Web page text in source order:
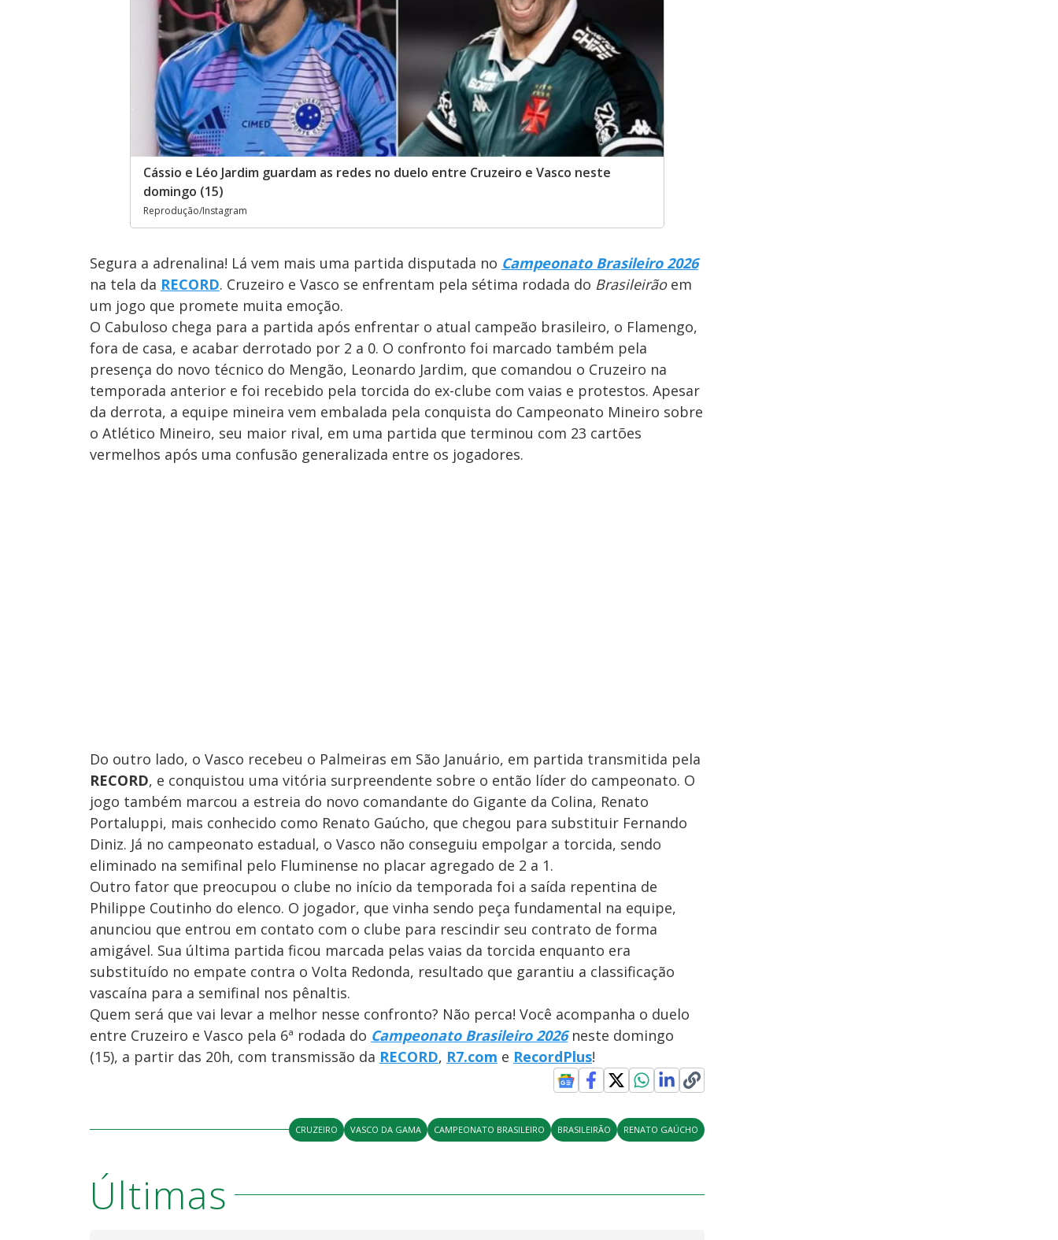
Cássio e Léo Jardim guardam as redes no duelo entre Cruzeiro e Vasco neste
domingo (15)
Reprodução/Instagram
Segura a adrenalina! Lá vem mais uma partida disputada no Campeonato Brasileiro 2026
na tela da RECORD. Cruzeiro e Vasco se enfrentam pela sétima rodada do Brasileirão em
um jogo que promete muita emoção.
O Cabuloso chega para a partida após enfrentar o atual campeão brasileiro, o Flamengo,
fora de casa, e acabar derrotado por 2 a 0. O confronto foi marcado também pela
presença do novo técnico do Mengão, Leonardo Jardim, que comandou o Cruzeiro na
temporada anterior e foi recebido pela torcida do ex-clube com vaias e protestos. Apesar
da derrota, a equipe mineira vem embalada pela conquista do Campeonato Mineiro sobre
o Atlético Mineiro, seu maior rival, em uma partida que terminou com 23 cartões
vermelhos após uma confusão generalizada entre os jogadores.
Do outro lado, o Vasco recebeu o Palmeiras em São Januário, em partida transmitida pela
RECORD, e conquistou uma vitória surpreendente sobre o então líder do campeonato. O
jogo também marcou a estreia do novo comandante do Gigante da Colina, Renato
Portaluppi, mais conhecido como Renato Gaúcho, que chegou para substituir Fernando
Diniz. Já no campeonato estadual, o Vasco não conseguiu empolgar a torcida, sendo
eliminado na semifinal pelo Fluminense no placar agregado de 2 a 1.
Outro fator que preocupou o clube no início da temporada foi a saída repentina de
Philippe Coutinho do elenco. O jogador, que vinha sendo peça fundamental na equipe,
anunciou que entrou em contato com o clube para rescindir seu contrato de forma
amigável. Sua última partida ficou marcada pelas vaias da torcida enquanto era
substituído no empate contra o Volta Redonda, resultado que garantiu a classificação
vascaína para a semifinal nos pênaltis.
Quem será que vai levar a melhor nesse confronto? Não perca! Você acompanha o duelo
entre Cruzeiro e Vasco pela 6ª rodada do Campeonato Brasileiro 2026neste domingo
(15), a partir das 20h, com transmissão da RECORD, R7.com e RecordPlus!
CRUZEIRO VASCO DA GAMA CAMPEONATO BRASILEIRO BRASILEIRÃO RENATO GAÚCHO
Últimas